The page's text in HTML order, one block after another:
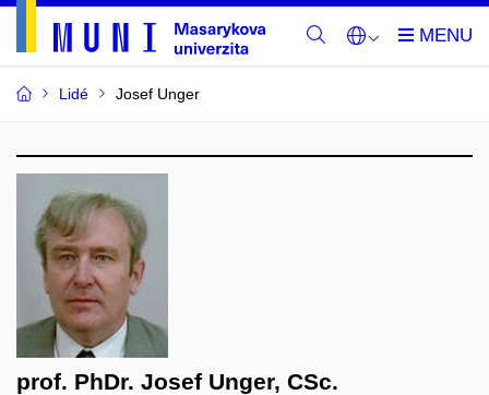
Lidé Josef Unger
prof. PhDr. Josef Unger, CSc.